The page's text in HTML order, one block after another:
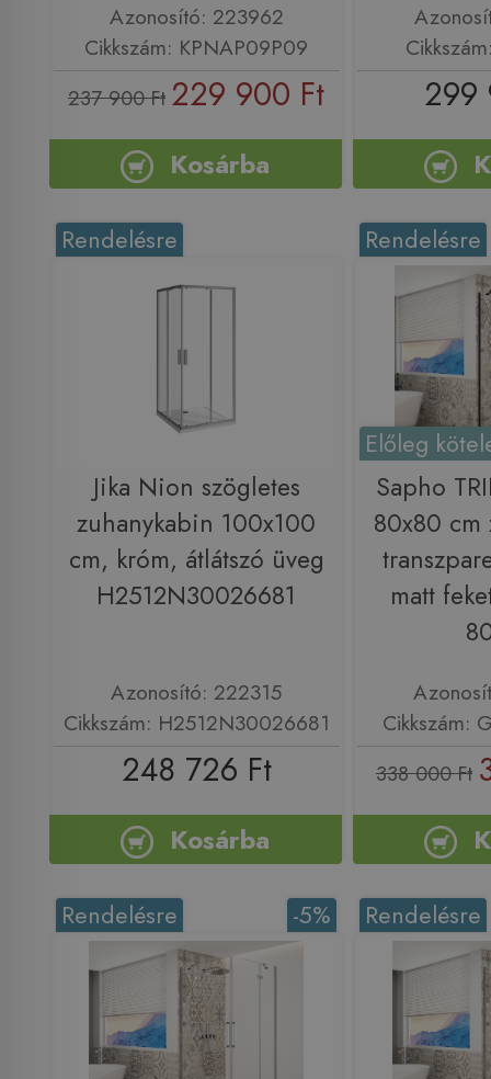
Azonosító: 223962
Cikkszám: KPNAP09P09
237 900 Ft 229 900 Ft
Kosárba
299
Rendelésre
Jika Nion szögletes
zuhanykabin 100x100
cm, króm, átlátszó üveg
H2512N30026681
Azonosító: 222315
Cikkszám: H2512N30026681
248 726 Ft
Kosárba
Rendelésre
Előleg
Sapho
80x80 cm
matt
Cikkszám:
338 000 Ft
-5%
Rendelésre Rendelésre